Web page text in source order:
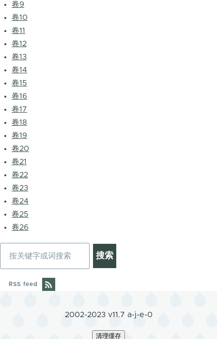
卷9
卷10
卷11
卷12
卷13
卷14
卷15
卷16
卷17
卷18
卷19
卷20
卷21
卷22
卷23
卷24
卷25
卷26
RSS feed
2002-2023 v11.7 a-j-e-0